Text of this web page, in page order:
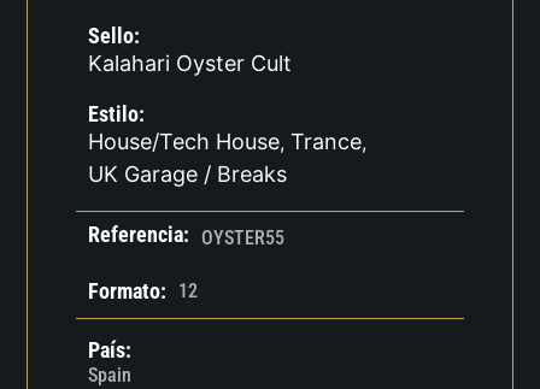
Sello:
Kalahari Oyster Cult
Estilo:
House/Tech House, Trance,
UK Garage / Breaks
Referencia: OYSTER55
Formato: 12
País:
Spain